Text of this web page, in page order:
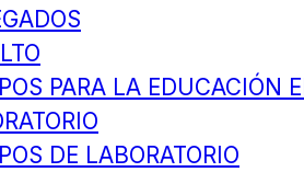
PARA LA EDUCACIÓN
DE LABORATORIO